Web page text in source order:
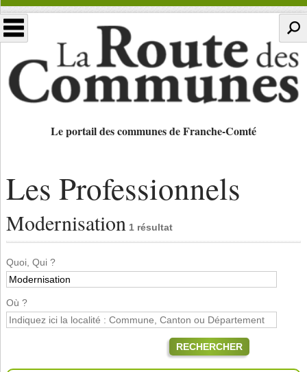
Le portail des communes de Franche-Comté
Les Professionnels
Modernisation 1 résultat
Quoi, Qui ?
Où ?
RECHERCHER